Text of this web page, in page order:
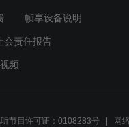
帧享设备说明
会责任报告
频
节目许可证：0108283号 网